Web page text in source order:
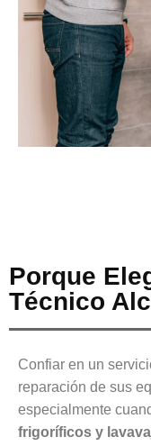
Porque
Técnico
Confiar en un
reparación de sus
especialmente
frigoríficos y